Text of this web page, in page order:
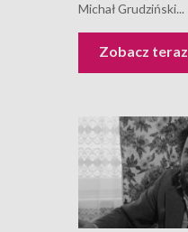
Michał Grudziński...
Zobacz teraz